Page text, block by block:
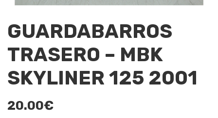
GUARDABARROS
TRASERO – MBK
SKYLINER 125 2001
20.00€